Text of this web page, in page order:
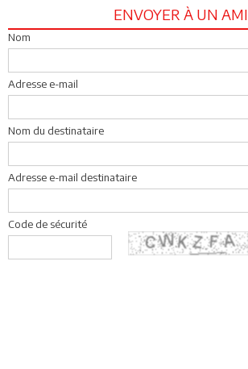
ENVOYER À UN AMI
Nom
Adresse e-mail
Nom du destinataire
Adresse e-mail destinataire
Code de sécurité